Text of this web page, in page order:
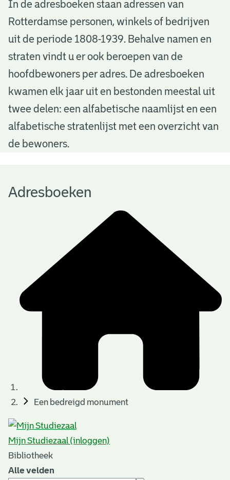
A
d
e
b
o
e
e
In de adresboeken staan adressen van
Rotterdamse personen, winkels of bedrijven
uit de periode 1808-1939. Behalve namen en
straten vindt u er ook beroepen van de
hoofdbewoners per adres. De adresboeken
kwamen elk jaar uit en bestonden meestal uit
twee delen: een alfabetische naamlijst en een
alfabetische stratenlijst met een overzicht van
de bewoners.
Adresboeken
Een bedreigd monument
Mijn Studiezaal (inloggen)
Bibliotheek
Alle velden